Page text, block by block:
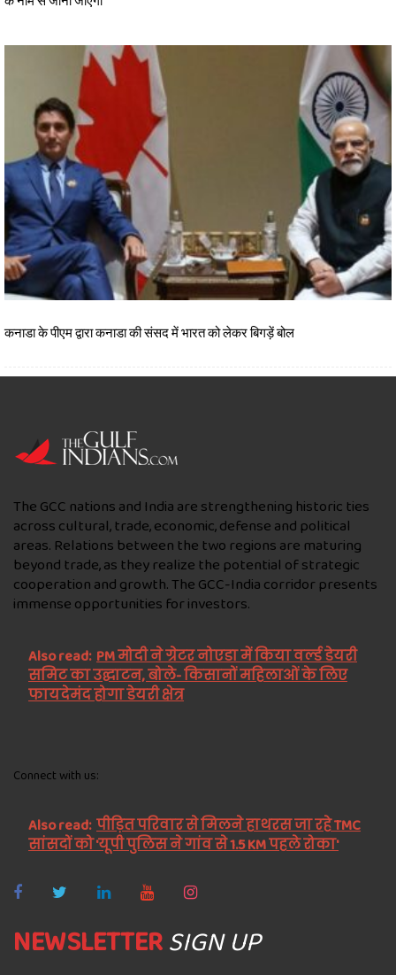
कनाडा के पीएम द्वारा कनाडा की संसद में भारत को लेकर बिगड़ें बोल
The GCC nations and India are strengthening historic ties
across cultural, trade, economic, defense and political
areas. Relations between the two regions are maturing
beyond trade, as they realize the potential of strategic
cooperation and growth. The GCC-India corridor presents
immense opportunities for investors.
Also read: PM मोदी ने ग्रेटर नोएडा में किया वर्ल्ड डेयरी
समिट का उद्घाटन, बोले- किसानों महिलाओं के लिए
फायदेमंद होगा डेयरी क्षेत्र
Connect with us:
Also read: पीड़ित परिवार से मिलने हाथरस जा रहे TMC
सांसदों को 'यूपी पुलिस ने गांव से 1.5 KM पहले रोका'
NEWSLETTERSIGN UP